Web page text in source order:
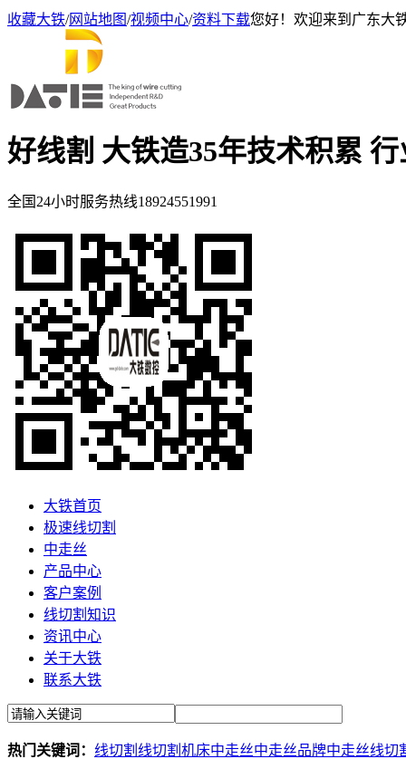
收藏大铁/网站地图/视频中心/资料下载您好！欢迎来到广东大
好线割 大铁造35年技术积累
全国24小时服务热线18924551991
大铁首页
极速线切割
中走丝
产品中心
客户案例
线切割知识
资讯中心
关于大铁
联系大铁
热门关键词： 线切割 线切割机床中走丝中走丝品牌中走丝线切